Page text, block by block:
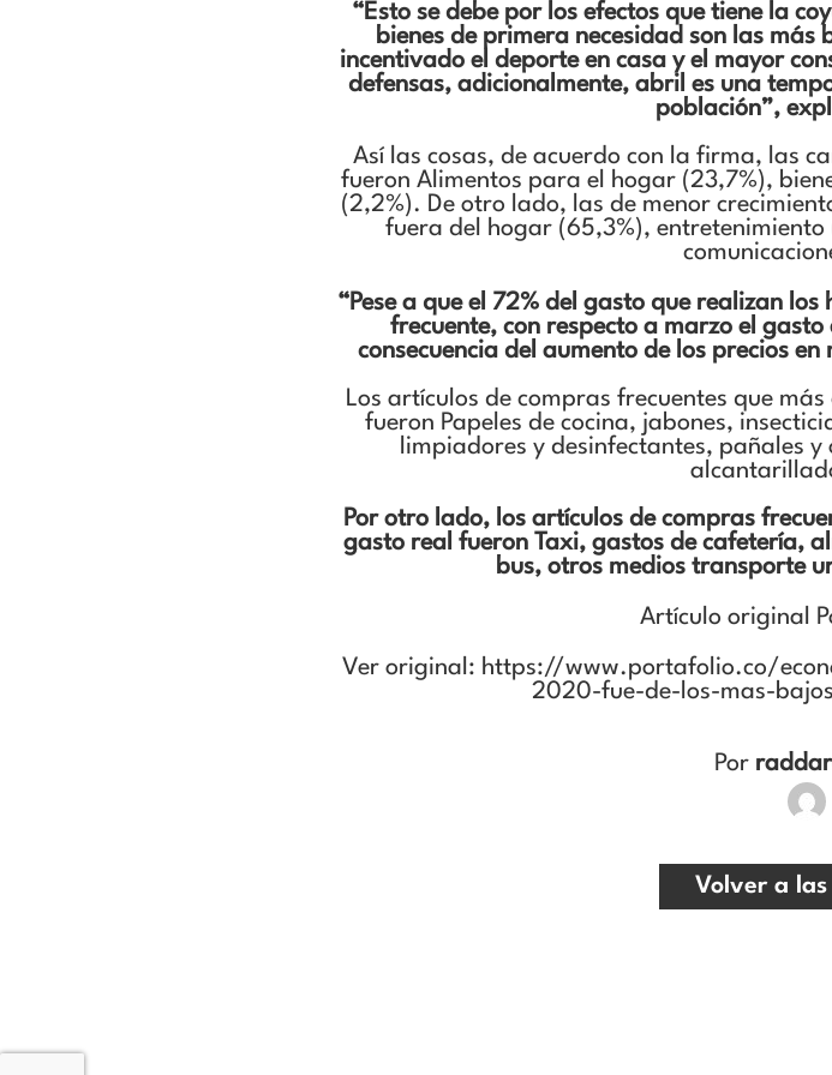
“Esto se debe por los efectos que tiene la
bienes de primera necesidad son las más
incentivado el deporte en casa y el mayor
defensas, adicionalmente, abril es una
población”,
Así las cosas, de acuerdo con la firma, las
fueron Alimentos para el hogar (23,7%),
(2,2%). De otro lado, las de menor
fuera del hogar (65,3%),
“Pese a que el 72% del gasto que realizan
frecuente, con respecto a marzo el
consecuencia del aumento de los precios
Los artículos de compras frecuentes que
fueron Papeles de cocina, jabones,
limpiadores y desinfectantes, pañales
Por otro lado, los artículos de compras
gasto real fueron Taxi, gastos de cafetería,
bus, otros medios transporte
Artículo original
Ver original: https://www.portafolio.co/
2020-fue-de-los-mas-
Por
Volver a